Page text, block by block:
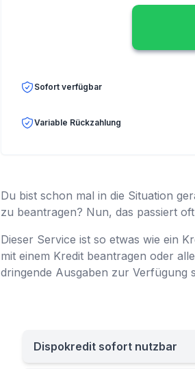
Sofort verfügbar
Variable Rückzahlung
Du bist schon mal in die Situation
zu beantragen? Nun, das passiert
Dieser Service ist so etwas wie ein
mit einem Kredit beantragen oder
dringende Ausgaben zur Verfügung
Dispokredit sofort nutzbar